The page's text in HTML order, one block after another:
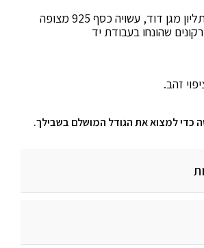
שרשרת עדינה עם תליון מגן דוד, עשויה כסף 925 מצופה
שהונחו בעבודת יד
כדי למצוא את הגודל המושלם בשבילך.